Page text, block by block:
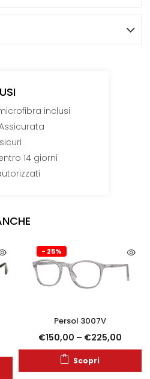
inclusi
14 giorni
- 25%
Persol 3007V
€150,00 – €225,00
Scopri